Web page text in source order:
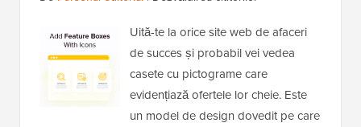
Uită-te la orice site web de afaceri
de succes și probabil vei vedea
casete cu pictograme care
evidențiază ofertele lor cheie. Este
un model de design dovedit pe care